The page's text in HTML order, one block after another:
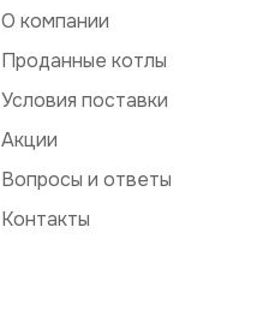
О компании
Проданные котлы
Условия поставки
Акции
Вопросы и ответы
Контакты